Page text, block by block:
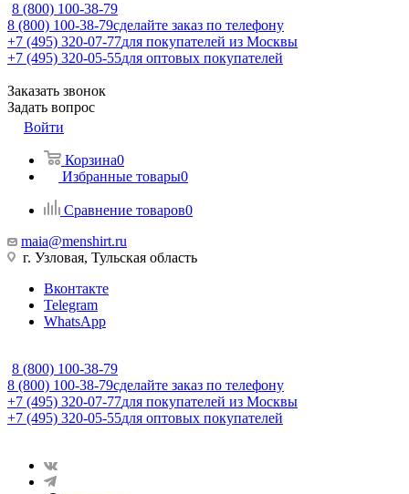
8 (800) 100-38-79
8 (800) 100-38-79сделайте заказ по телефону
+7 (495) 320-07-77для покупателей из Москвы
+7 (495) 320-05-55для оптовых покупателей
Заказать звонок
Задать вопрос
Войти
Корзина0
Избранные товары0
Сравнение товаров0
maia@menshirt.ru
г. Узловая, Тульская область
Вконтакте
Telegram
WhatsApp
8 (800) 100-38-79
8 (800) 100-38-79сделайте заказ по телефону
+7 (495) 320-07-77для покупателей из Москвы
+7 (495) 320-05-55для оптовых покупателей